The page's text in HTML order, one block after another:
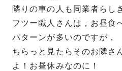
隣りの車の人も同業者らし
フツー職人さんは，お昼食
パターンが多いのですが，
ちらっと見たらそのお隣さ
よ！お昼休みなのに！